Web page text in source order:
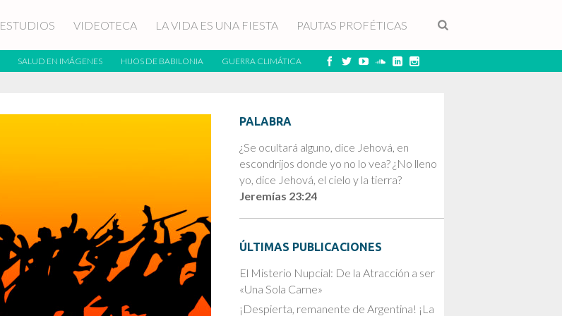
ESTUDIOS VIDEOTECA LA VIDA ES UNA FIESTA PAUTAS PROFÉTICAS
SALUD EN IMÁGENES HIJOS DE BABILONIA GUERRA CLIMÁTICA
PALABRA
¿Se ocultará alguno, dice Jehová, en
escondrijos donde yo no lo vea? ¿No lleno
yo, dice Jehová, el cielo y la tierra?
Jeremías 23:24
ÚLTIMAS PUBLICACIONES
El Misterio Nupcial: De la Atracción a ser
«Una Sola Carne»
¡Despierta, remanente de Argentina! ¡La